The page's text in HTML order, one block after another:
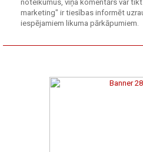
noteikumus, viņa komentārs var
marketing" ir tiesības informēt
iespējamiem likuma pārkāpumiem.